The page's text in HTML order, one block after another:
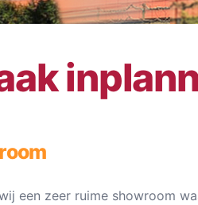
een zeer ruime showroom